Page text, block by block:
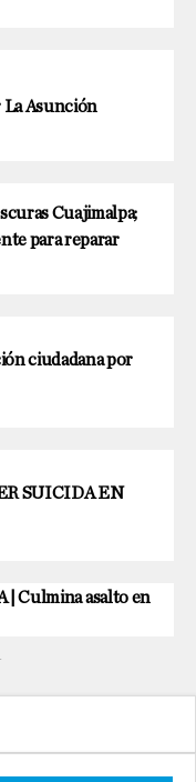
Asunción
Cuajimalpa;
para reparar
ciudadana por
SUICIDA EN
Culmina asalto en